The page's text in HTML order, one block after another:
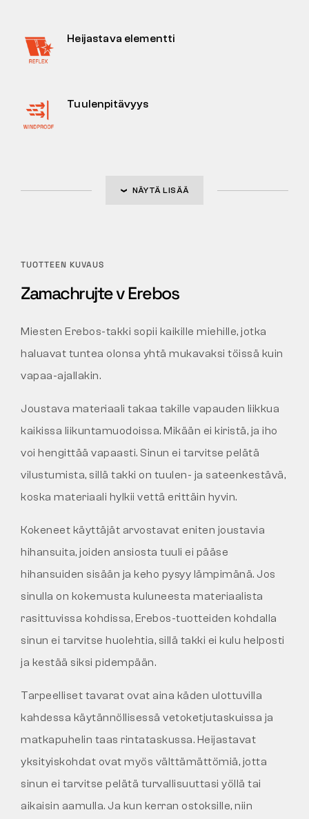
Heijastava elementti
Tuulenpitävyys
NÄYTÄ LISÄÄ
TUOTTEEN KUVAUS
Zamachrujte v Erebos
Miesten Erebos-takki sopii kaikille miehille, jotka
haluavat tuntea olonsa yhtä mukavaksi töissä kuin
vapaa-ajallakin.
Joustava materiaali takaa takille vapauden liikkua
kaikissa liikuntamuodoissa. Mikään ei kiristä, ja iho
voi hengittää vapaasti. Sinun ei tarvitse pelätä
vilustumista, sillä takki on tuulen- ja sateenkestävä,
koska materiaali hylkii vettä erittäin hyvin.
Kokeneet käyttäjät arvostavat eniten joustavia
hihansuita, joiden ansiosta tuuli ei pääse
hihansuiden sisään ja keho pysyy lämpimänä. Jos
sinulla on kokemusta kuluneesta materiaalista
rasittuvissa kohdissa, Erebos-tuotteiden kohdalla
sinun ei tarvitse huolehtia, sillä takki ei kulu helposti
ja kestää siksi pidempään.
Tarpeelliset tavarat ovat aina käden ulottuvilla
kahdessa käytännöllisessä vetoketjutaskuissa ja
matkapuhelin taas rintataskussa. Heijastavat
yksityiskohdat ovat myös välttämättömiä, jotta
sinun ei tarvitse pelätä turvallisuuttasi yöllä tai
aikaisin aamulla. Ja kun kerran ostoksille, niin